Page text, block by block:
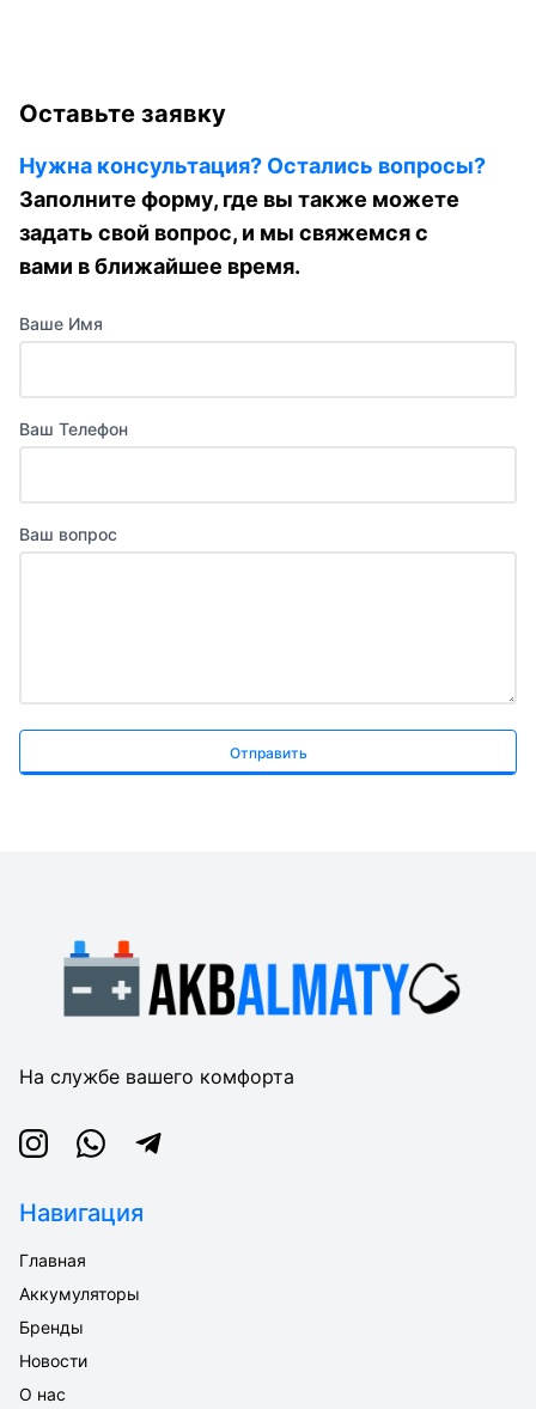
Оставьте заявку
Нужна консультация? Остались вопросы?
Заполните форму, где вы также можете
задать свой вопрос, и мы свяжемся с
вами в ближайшее время.
Ваше Имя
Ваш Телефон
Ваш вопрос
Отправить
На службе вашего комфорта
InstagramWhatsappTelegram
Навигация
Главная
Аккумуляторы
Бренды
Новости
О нас